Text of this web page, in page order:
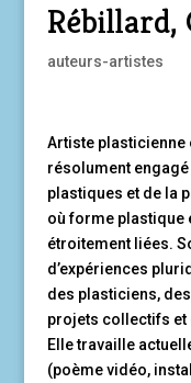
Rébillard,
auteurs-artistes
Artiste plasticienne
résolument
plastiques et de la
où forme plastique
étroitement liées.
d’expériences
des plasticiens,
projets collectifs et
Elle travaille
(poème vidéo,